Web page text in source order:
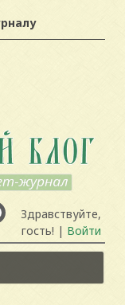
Здравствуйте,
гость! | Войти